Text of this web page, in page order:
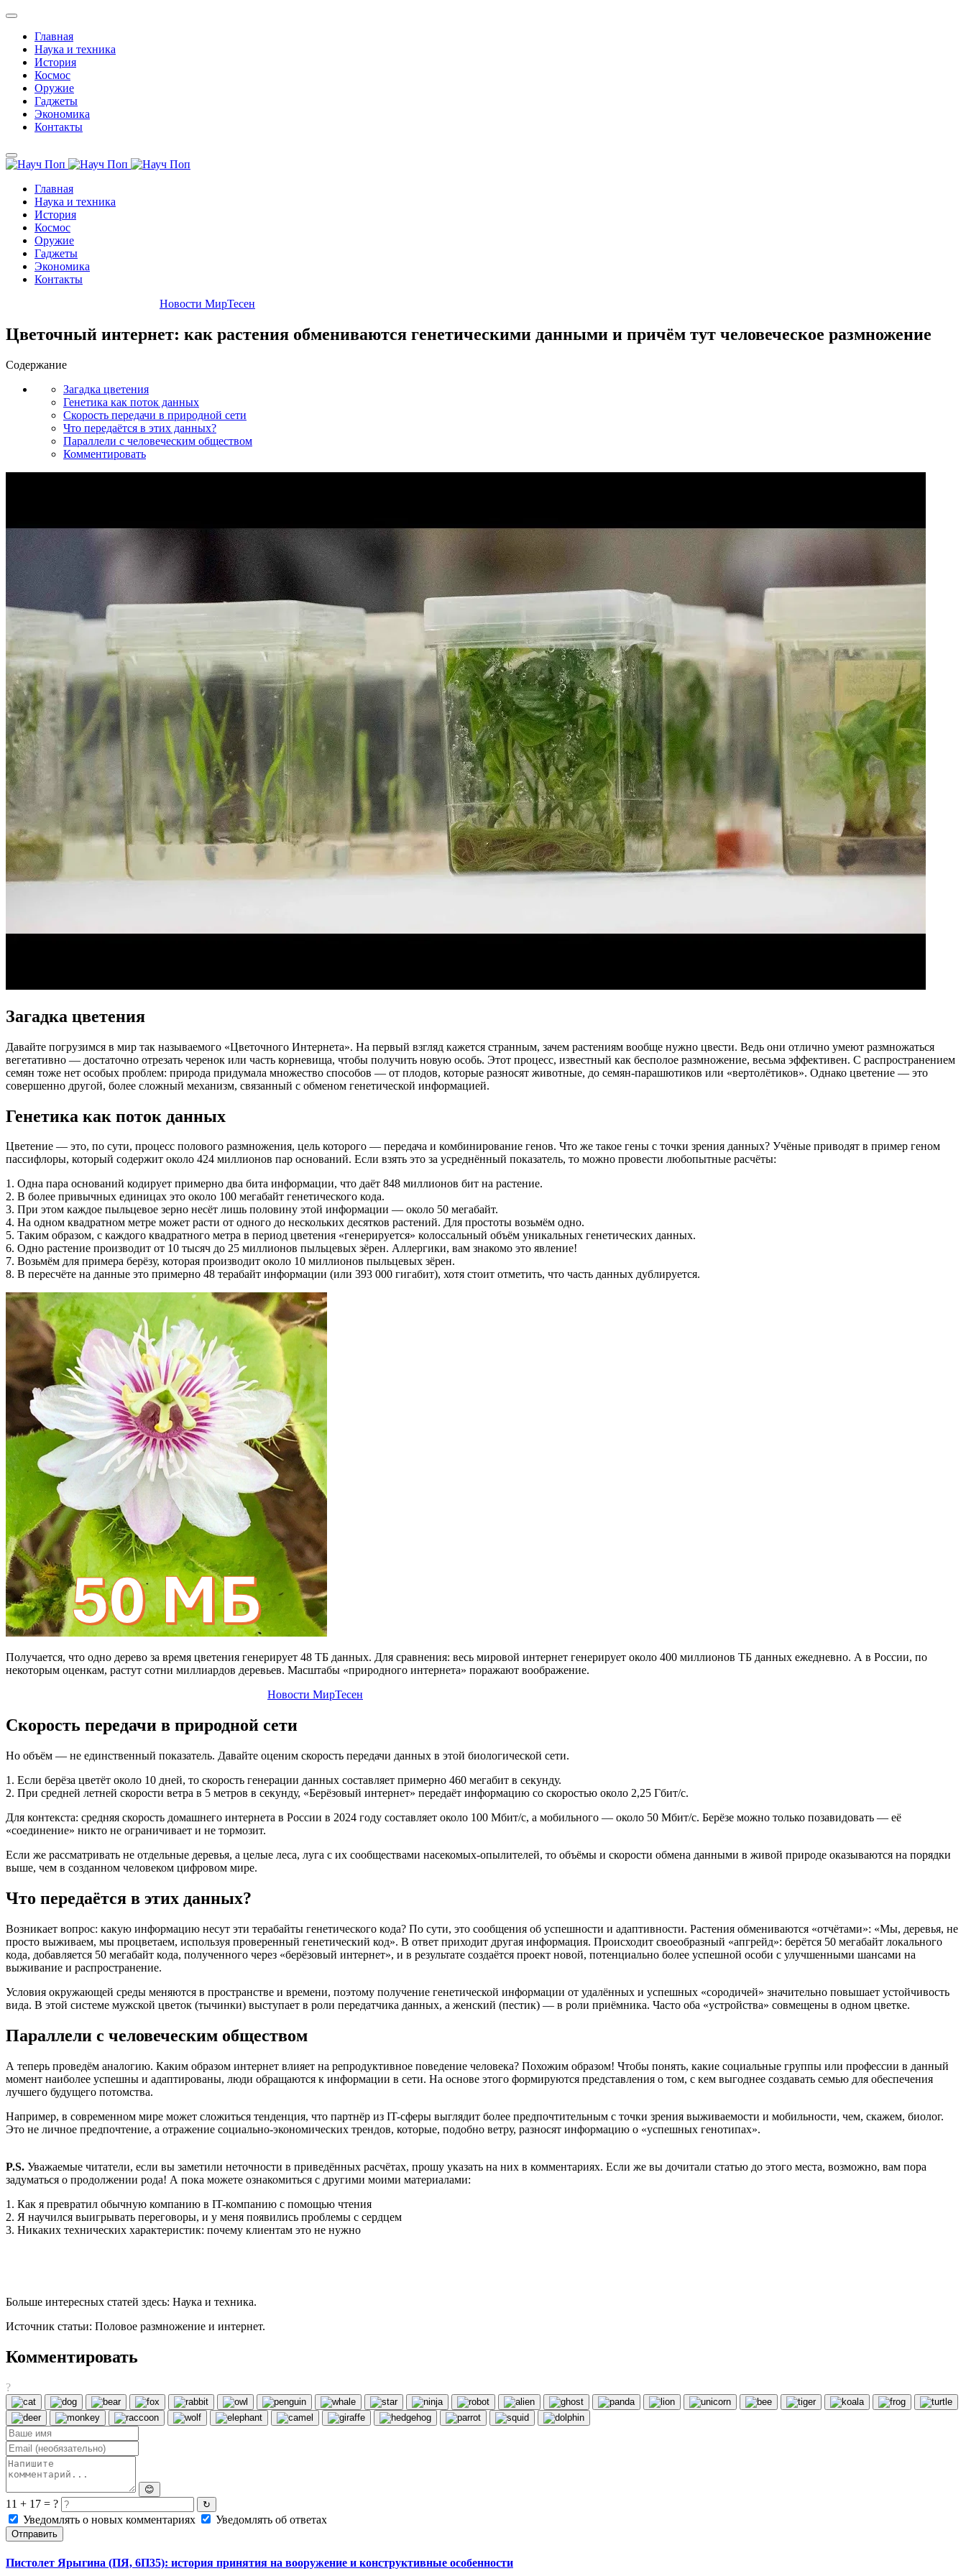
Главная
Наука и техника
История
Космос
Оружие
Гаджеты
Экономика
Контакты
Главная
Наука и техника
История
Космос
Оружие
Гаджеты
Экономика
Контакты
Новости МирТесен
Цветочный интернет: как растения обмениваются генетическими данными и причём тут человеческое размножение
Содержание
Загадка цветения
Генетика как поток данных
Скорость передачи в природной сети
Что передаётся в этих данных?
Параллели с человеческим обществом
Комментировать
Загадка цветения
Давайте погрузимся в мир так называемого «Цветочного Интернета». На первый взгляд кажется странным, зачем растениям вообще нужно цвести. Ведь они отлично умеют размножаться
вегетативно — достаточно отрезать черенок или часть корневища, чтобы получить новую особь. Этот процесс, известный как бесполое размножение, весьма эффективен. С распространением
семян тоже нет особых проблем: природа придумала множество способов — от плодов, которые разносят животные, до семян-парашютиков или «вертолётиков». Однако цветение — это
совершенно другой, более сложный механизм, связанный с обменом генетической информацией.
Генетика как поток данных
Цветение — это, по сути, процесс полового размножения, цель которого — передача и комбинирование генов. Что же такое гены с точки зрения данных? Учёные приводят в пример геном
пассифлоры, который содержит около 424 миллионов пар оснований. Если взять это за усреднённый показатель, то можно провести любопытные расчёты:
1. Одна пара оснований кодирует примерно два бита информации, что даёт 848 миллионов бит на растение.
2. В более привычных единицах это около 100 мегабайт генетического кода.
3. При этом каждое пыльцевое зерно несёт лишь половину этой информации — около 50 мегабайт.
4. На одном квадратном метре может расти от одного до нескольких десятков растений. Для простоты возьмём одно.
5. Таким образом, с каждого квадратного метра в период цветения «генерируется» колоссальный объём уникальных генетических данных.
6. Одно растение производит от 10 тысяч до 25 миллионов пыльцевых зёрен. Аллергики, вам знакомо это явление!
7. Возьмём для примера берёзу, которая производит около 10 миллионов пыльцевых зёрен.
8. В пересчёте на данные это примерно 48 терабайт информации (или 393 000 гигабит), хотя стоит отметить, что часть данных дублируется.
Получается, что одно дерево за время цветения генерирует 48 ТБ данных. Для сравнения: весь мировой интернет генерирует около 400 миллионов ТБ данных ежедневно. А в России, по
некоторым оценкам, растут сотни миллиардов деревьев. Масштабы «природного интернета» поражают воображение.
Новости МирТесен
Скорость передачи в природной сети
Но объём — не единственный показатель. Давайте оценим скорость передачи данных в этой биологической сети.
1. Если берёза цветёт около 10 дней, то скорость генерации данных составляет примерно 460 мегабит в секунду.
2. При средней летней скорости ветра в 5 метров в секунду, «Берёзовый интернет» передаёт информацию со скоростью около 2,25 Гбит/с.
Для контекста: средняя скорость домашнего интернета в России в 2024 году составляет около 100 Мбит/с, а мобильного — около 50 Мбит/с. Берёзе можно только позавидовать — её
«соединение» никто не ограничивает и не тормозит.
Если же рассматривать не отдельные деревья, а целые леса, луга с их сообществами насекомых-опылителей, то объёмы и скорости обмена данными в живой природе оказываются на порядки
выше, чем в созданном человеком цифровом мире.
Что передаётся в этих данных?
Возникает вопрос: какую информацию несут эти терабайты генетического кода? По сути, это сообщения об успешности и адаптивности. Растения обмениваются «отчётами»: «Мы, деревья, не
просто выживаем, мы процветаем, используя проверенный генетический код». В ответ приходит другая информация. Происходит своеобразный «апгрейд»: берётся 50 мегабайт локального
кода, добавляется 50 мегабайт кода, полученного через «берёзовый интернет», и в результате создаётся проект новой, потенциально более успешной особи с улучшенными шансами на
выживание и распространение.
Условия окружающей среды меняются в пространстве и времени, поэтому получение генетической информации от удалённых и успешных «сородичей» значительно повышает устойчивость
вида. В этой системе мужской цветок (тычинки) выступает в роли передатчика данных, а женский (пестик) — в роли приёмника. Часто оба «устройства» совмещены в одном цветке.
Параллели с человеческим обществом
А теперь проведём аналогию. Каким образом интернет влияет на репродуктивное поведение человека? Похожим образом! Чтобы понять, какие социальные группы или профессии в данный
момент наиболее успешны и адаптированы, люди обращаются к информации в сети. На основе этого формируются представления о том, с кем выгоднее создавать семью для обеспечения
лучшего будущего потомства.
Например, в современном мире может сложиться тенденция, что партнёр из IT-сферы выглядит более предпочтительным с точки зрения выживаемости и мобильности, чем, скажем, биолог.
Это не личное предпочтение, а отражение социально-экономических трендов, которые, подобно ветру, разносят информацию о «успешных генотипах».
P.S. Уважаемые читатели, если вы заметили неточности в приведённых расчётах, прошу указать на них в комментариях. Если же вы дочитали статью до этого места, возможно, вам пора
задуматься о продолжении рода! А пока можете ознакомиться с другими моими материалами:
1. Как я превратил обычную компанию в IT-компанию с помощью чтения
2. Я научился выигрывать переговоры, и у меня появились проблемы с сердцем
3. Никаких технических характеристик: почему клиентам это не нужно
Больше интересных статей здесь: Наука и техника.
Источник статьи: Половое размножение и интернет.
Комментировать
?
😊
11 + 17 = ? ↻
Уведомлять о новых комментариях Уведомлять об ответах
Отправить
Пистолет Ярыгина (ПЯ, 6П35): история принятия на вооружение и конструктивные особенности